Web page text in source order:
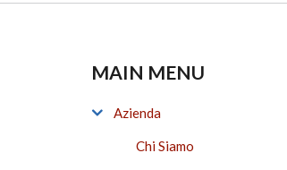
MAIN MENU
Azienda
Chi Siamo